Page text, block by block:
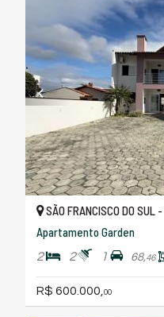
SÃO FRANCISCO DO SUL -
Apartamento Garden
2 2 1 68,46
R$ 600.000,00